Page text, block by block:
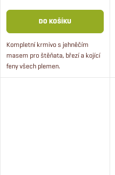
DO KOŠÍKU
Kompletní krmivo s jehněčím
masem pro štěňata, březí a kojící
feny všech plemen.
Superprémiové krmivo obsahuje